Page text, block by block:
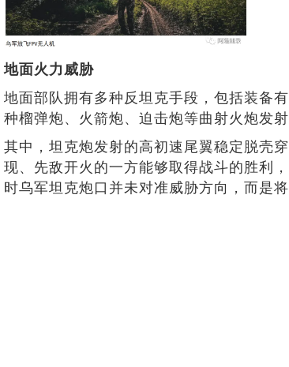
地面火力威胁
地面部队拥有多种反坦克手段，包括装备
种榴弹炮、火箭炮、迫击炮等曲射火炮发射
其中，坦克炮发射的高初速尾翼稳定脱壳
现、先敌开火的一方能够取得战斗的胜利
时乌军坦克炮口并未对准威胁方向，而是